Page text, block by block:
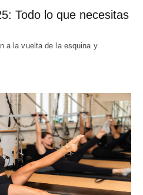
Todo lo que necesitas
a la vuelta de la esquina y